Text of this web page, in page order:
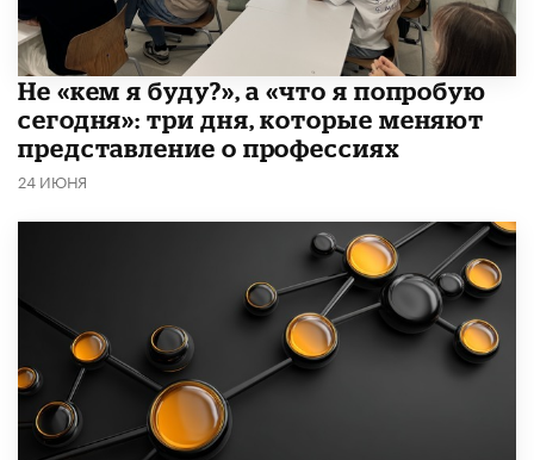
Не «кем я буду?», а «что я попробую
сегодня»: три дня, которые меняют
представление о профессиях
24 ИЮНЯ